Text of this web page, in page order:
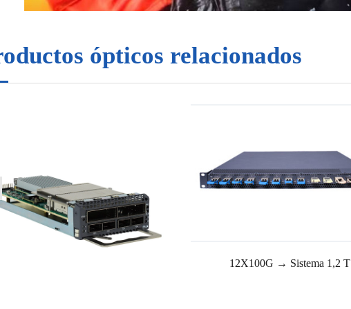
ópticos relacionados
12X100G → Sistema 1,2 T